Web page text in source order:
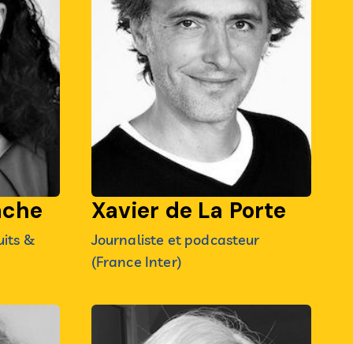
&
Xavier de La Porte
Journaliste et podcasteur
(France Inter)